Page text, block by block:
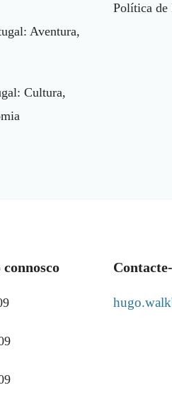
Aventura,
Cultura,
Política de